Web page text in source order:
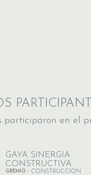
participaron en el
GAYA SINERGIA
CONSTRUCTIVA
GREMIO - CONSTRUCCIÓN